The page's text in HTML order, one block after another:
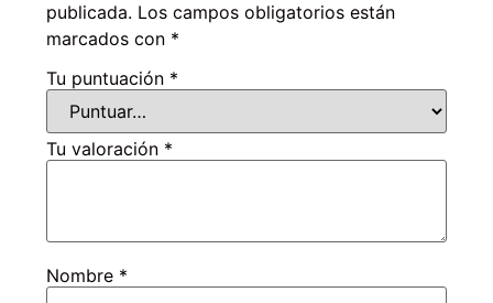
publicada. Los campos obligatorios están
marcados con *
Tu puntuación *
Tu valoración *
Nombre *